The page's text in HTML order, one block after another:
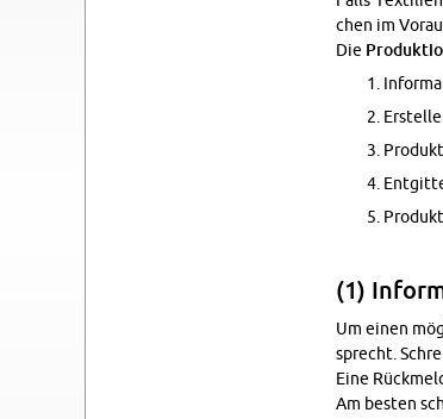
chen im
Die
(1)
Um einen
sprecht.
Eine
Am bes­ten